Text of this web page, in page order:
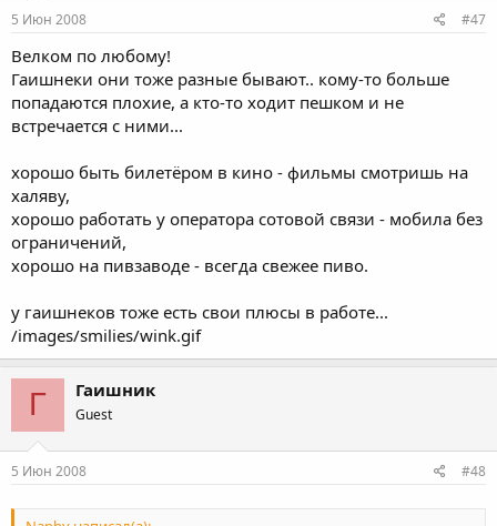
5 Июн 2008 #47
Велком по любому!
Гаишнеки они тоже разные бывают.. кому-то больше
попадаются плохие, а кто-то ходит пешком и не
встречается с ними...
хорошо быть билетёром в кино - фильмы смотришь на
халяву,
хорошо работать у оператора сотовой связи - мобила без
ограничений,
хорошо на пивзаводе - всегда свежее пиво.
у гаишнеков тоже есть свои плюсы в работе...
/images/smilies/wink.gif
Г Гаишник
Guest
5 Июн 2008 #48